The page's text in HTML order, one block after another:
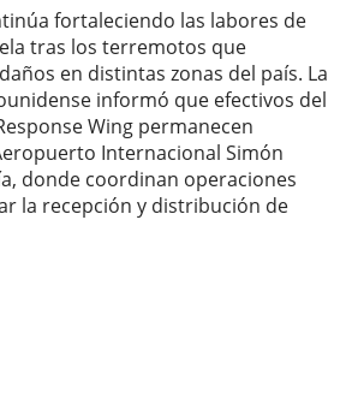
fortaleciendo las labores de
tras los terremotos que
en distintas zonas del país. La
informó que efectivos del
Wing permanecen
Internacional Simón
donde coordinan operaciones
la recepción y distribución de